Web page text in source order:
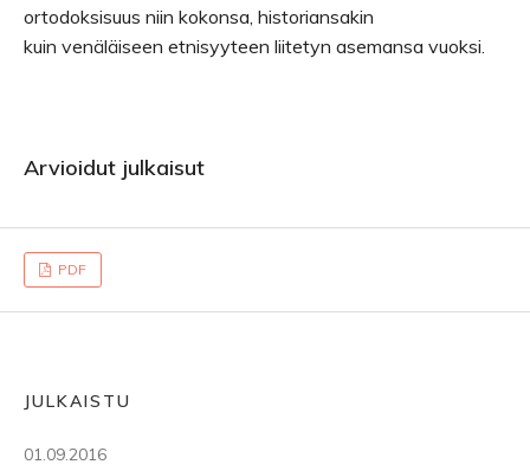
ortodoksisuus niin kokonsa, historiansakin
kuin venäläiseen etnisyyteen liitetyn asemansa vuoksi.
Arvioidut julkaisut
PDF
JULKAISTU
01.09.2016